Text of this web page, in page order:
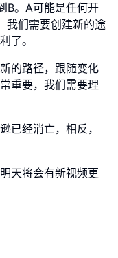
B。A可能是任何开
我们需要创建新的途
了。
的路径，跟随变化
重要，我们需要理
已经消亡，相反，
天将会有新视频更